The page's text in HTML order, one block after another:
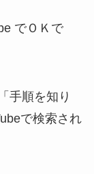
でＯＫで
手順を知り
で検索され